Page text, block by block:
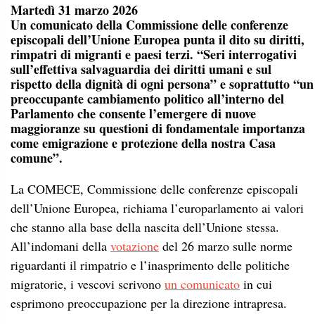
Martedì 31 marzo 2026
Un comunicato della Commissione delle conferenze
episcopali dell’Unione Europea punta il dito su diritti,
rimpatri di migranti e paesi terzi. “Seri interrogativi
sull’effettiva salvaguardia dei diritti umani e sul
rispetto della dignità di ogni persona” e soprattutto “un
preoccupante cambiamento politico all’interno del
Parlamento che consente l’emergere di nuove
maggioranze su questioni di fondamentale importanza
come emigrazione e protezione della nostra Casa
comune”.
La COMECE, Commissione delle conferenze episcopali
dell’Unione Europea, richiama l’europarlamento ai valori
che stanno alla base della nascita dell’Unione stessa.
All’indomani della votazione del 26 marzo sulle norme
riguardanti il rimpatrio e l’inasprimento delle politiche
migratorie, i vescovi scrivono un comunicato in cui
esprimono preoccupazione per la direzione intrapresa.